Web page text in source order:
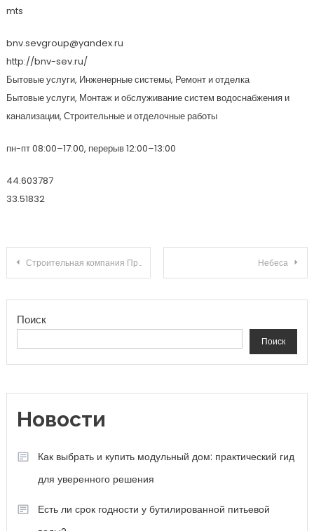
mts
bnv.sevgroup@yandex.ru
http://bnv-sev.ru/
Бытовые услуги, Инженерные системы, Ремонт и отделка
Бытовые услуги, Монтаж и обслуживание систем водоснабжения и
канализации, Строительные и отделочные работы
пн-пт 08:00–17:00, перерыв 12:00–13:00
44.603787
33.51832
Навигация по записям
Строительная компания Профиль-Н Небеса
Поиск
Поиск
Новости
Как выбрать и купить модульный дом: практический гид
для уверенного решения
Есть ли срок годности у бутилированной питьевой